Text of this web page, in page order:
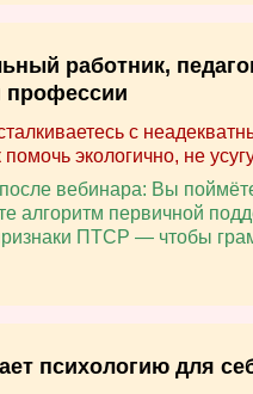
психологию для
вебинара: Вы
алгоритм первичной
ПТСР — чтобы
с
помочь экологично, не
работник,